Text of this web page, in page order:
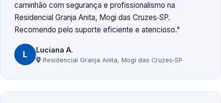
caminhão com segurança e profissionalismo na
Residencial Granja Anita, Mogi das Cruzes‑SP.
Recomendo pelo suporte eficiente e atencioso.
L Luciana A.
Residencial Granja Anita, Mogi das Cruzes‑SP